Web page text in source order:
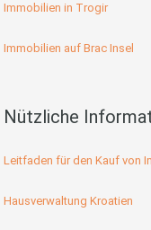
Immobilien in Trogir
Immobilien auf Brac Insel
Nützliche
Leitfaden für den Kauf von
Hausverwaltung Kroatien